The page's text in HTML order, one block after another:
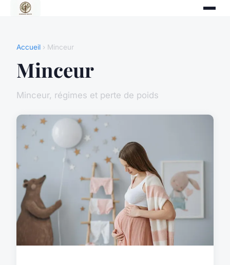
Accueil › Minceur
Minceur
Minceur, régimes et perte de poids